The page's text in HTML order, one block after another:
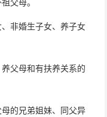
非婚生子女、养子女
父母和有扶养关系的
的兄弟姐妹、同父异